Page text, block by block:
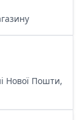
Нової Пошти,